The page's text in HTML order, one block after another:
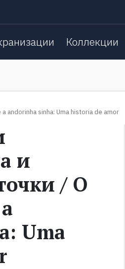
Коллекции
andorinha sinha: Uma historia de amor
и
/ O
Uma